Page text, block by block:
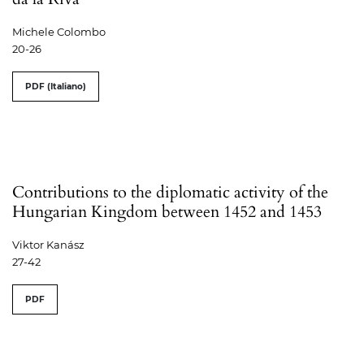
Michele Colombo
20-26
PDF (Italiano)
Contributions to the diplomatic activity of the
Hungarian Kingdom between 1452 and 1453
Viktor Kanász
27-42
PDF